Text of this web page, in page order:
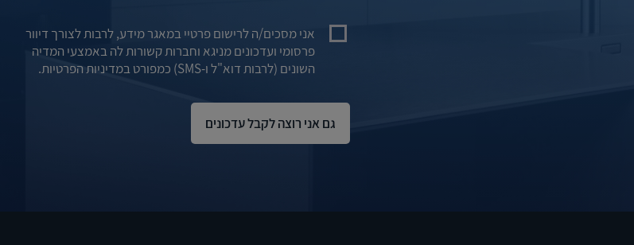
אני מסכים/ה לרישום פרטיי במאגר מידע, לרבות לצורך דיוור
פרסומי ועדכונים מניגא וחברות קשורות לה באמצעי המדיה
השונים (לרבות דוא"ל ו-SMS) כמפורט במדיניות הפרטיות.